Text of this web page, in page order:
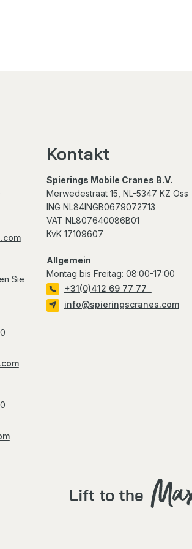
Sie
Kontakt
Spierings Mobile Cranes B.V.
Merwedestraat 15, NL-5347 KZ Oss
ING NL84INGB0679072713
VAT NL807640086B01
KvK 17109607
Allgemein
Montag bis Freitag: 08:00-17:00
+31(0)412 69 77 77
info@spieringscranes.com